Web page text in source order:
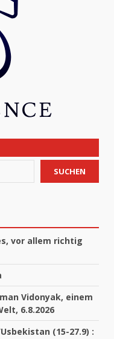
SUCHEN
vor allem richtig
Vidonyak, einem
6.8.2026
(15-27.9) :